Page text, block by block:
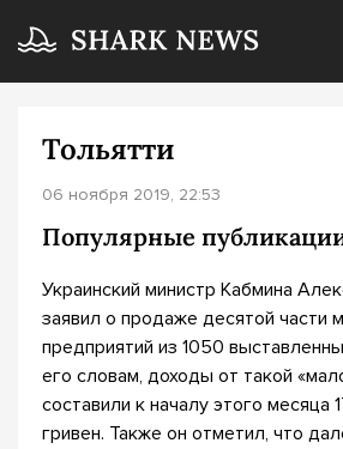
Тольятти
06 ноября 2019, 22:53
Популярные
Украинский министр Кабмина
заявил о продаже десятой части
предприятий из 1050
его словам, доходы от такой
составили к началу этого месяца
гривен. Также он отметил, что